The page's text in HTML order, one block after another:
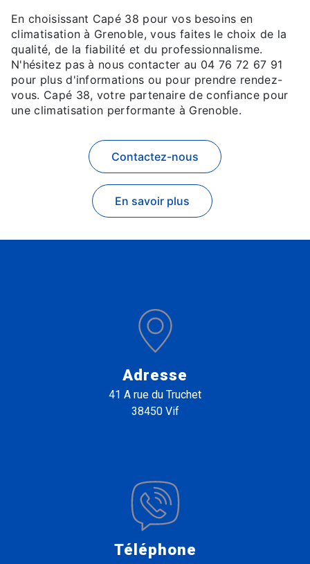
En choisissant Capé 38 pour vos besoins en
climatisation à Grenoble, vous faites le choix de la
qualité, de la fiabilité et du professionnalisme.
N'hésitez pas à nous contacter au 04 76 72 67 91
pour plus d'informations ou pour prendre rendez-
vous. Capé 38, votre partenaire de confiance pour
une climatisation performante à Grenoble.
En savoir plus
Contactez-nous
Adresse
41 A rue du Truchet
38450 Vif
Téléphone